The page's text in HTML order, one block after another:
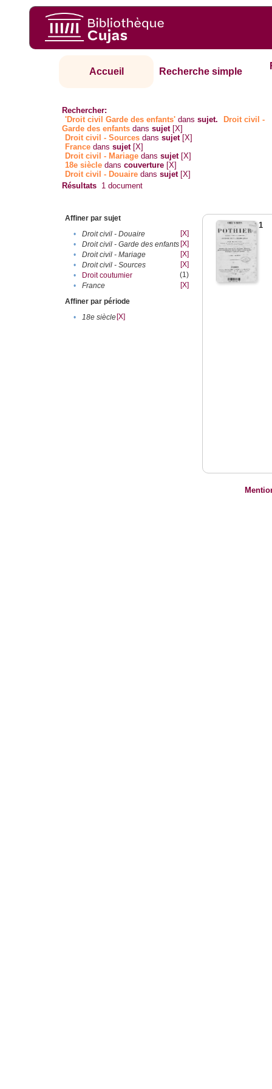
Accueil Recherche simple
Rechercher:
'Droit civil Garde des enfants' danssujet.
Droit civil -
Garde des enfants danssujet [X]
Droit civil - Sources danssujet [X]
France danssujet [X]
Droit civil - Mariage danssujet [X]
18e siècle danscouverture [X]
Droit civil - Douaire danssujet [X]
Résultats 1 document
Affiner par sujet
•
Droit civil - Douaire
[X]
•
Droit civil - Garde des enfants [X]
•
Droit civil - Mariage
[X]
•
Droit civil - Sources
[X]
•
Droit coutumier
(1)
•
France
[X]
Affiner par période
•
18e siècle[X]
1